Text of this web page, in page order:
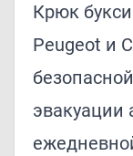
Крюк
Peugeot и
эвакуации